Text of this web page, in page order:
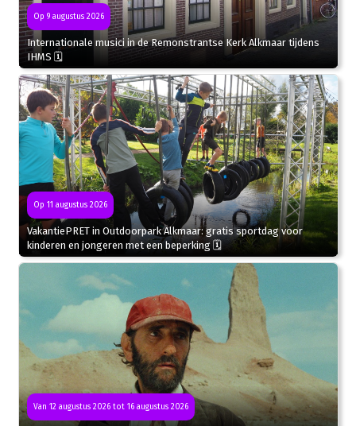
Op 9 augustus 2026
Internationale musici in de Remonstrantse Kerk Alkmaar tijdens
IHMS 🗓
Op 11 augustus 2026
VakantiePRET in Outdoorpark Alkmaar: gratis sportdag voor
kinderen en jongeren met een beperking 🗓
Van 12 augustus 2026 tot 16 augustus 2026